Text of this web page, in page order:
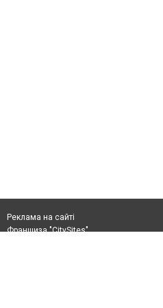
Реклама на сайті
Франшиза "CitySites"